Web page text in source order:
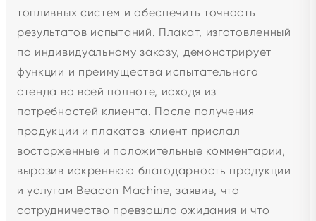
топливных систем и обеспечить точность
результатов испытаний. Плакат, изготовленный
по индивидуальному заказу, демонстрирует
функции и преимущества испытательного
стенда во всей полноте, исходя из
потребностей клиента. После получения
продукции и плакатов клиент прислал
восторженные и положительные комментарии,
выразив искреннюю благодарность продукции
и услугам Beacon Machine, заявив, что
сотрудничество превзошло ожидания и что